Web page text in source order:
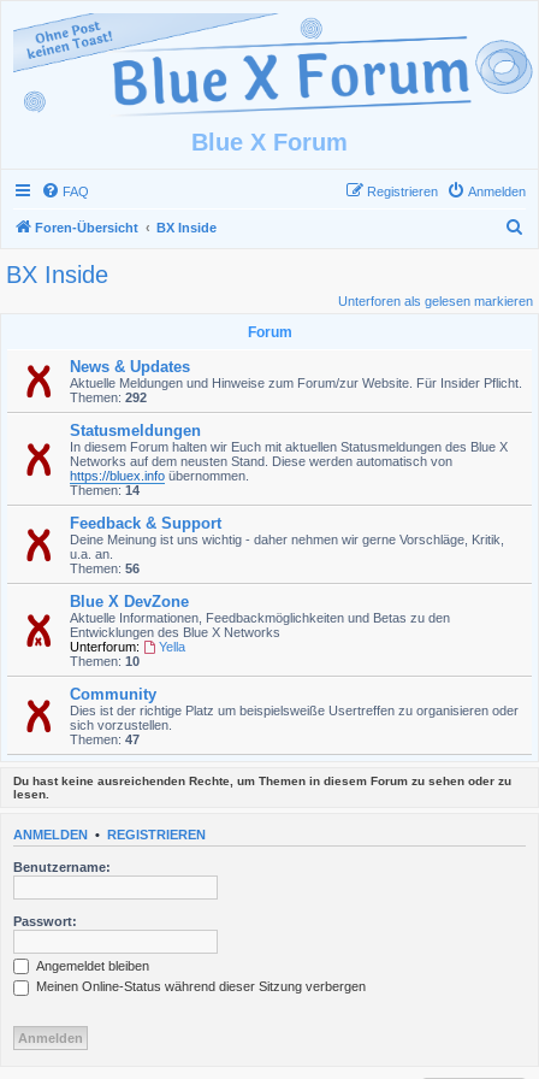
Blue X Forum
FAQ Anmelden
Registrieren
Foren-Übersicht BX Inside
BX Inside
Unterforen als gelesen markieren
Forum
News & Updates
Aktuelle Meldungen und Hinweise zum Forum/zur Website. Für Insider Pflicht.
Themen: 292
Statusmeldungen
In diesem Forum halten wir Euch mit aktuellen Statusmeldungen des Blue X
Networks auf dem neusten Stand. Diese werden automatisch von
https://bluex.info übernommen.
Themen: 14
Feedback & Support
Deine Meinung ist uns wichtig - daher nehmen wir gerne Vorschläge, Kritik,
u.a. an.
Themen: 56
Blue X DevZone
Aktuelle Informationen, Feedbackmöglichkeiten und Betas zu den
Entwicklungen des Blue X Networks
Unterforum:
Yella
Themen: 10
Community
Dies ist der richtige Platz um beispielsweiße Usertreffen zu organisieren oder
sich vorzustellen.
Themen: 47
Du hast keine ausreichenden Rechte, um Themen in diesem Forum zu sehen oder zu
lesen.
ANMELDEN • REGISTRIEREN
Benutzername:
Passwort:
Angemeldet bleiben
Meinen Online-Status während dieser Sitzung verbergen